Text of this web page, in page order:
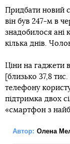
Придбати новий
він був 247-м в
знадобилося ані
кілька днів.
Ціни на гаджети
[близько 37,8
телефону
підтримка двох
«смартфон з
Автор: Олена